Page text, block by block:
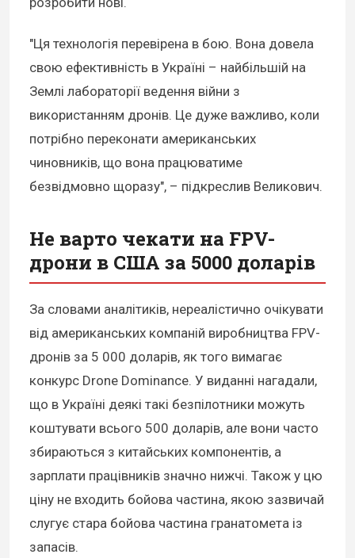
"Ця технологія перевірена в бою. Вона довела
свою ефективність в Україні – найбільшій на
Землі лабораторії ведення війни з
використанням дронів. Це дуже важливо, коли
потрібно переконати американських
чиновників, що вона працюватиме
безвідмовно щоразу", – підкреслив Великович.
Не варто чекати на FPV-
дрони в США за 5000 доларів
За словами аналітиків, нереалістично очікувати
від американських компаній виробництва FPV-
дронів за 5 000 доларів, як того вимагає
конкурс Drone Dominance. У виданні нагадали,
що в Україні деякі такі безпілотники можуть
коштувати всього 500 доларів, але вони часто
збираються з китайських компонентів, а
зарплати працівників значно нижчі. Також у цю
ціну не входить бойова частина, якою зазвичай
слугує стара бойова частина гранатомета із
запасів.